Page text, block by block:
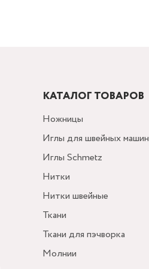
КАТАЛОГ ТОВАРОВ
Ножницы
Иглы для швейных машин
Иглы Schmetz
Нитки
Нитки швейные
Ткани
Ткани для пэчворка
Молнии